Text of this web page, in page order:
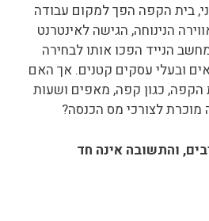
בית הקפה הפך למקום עבודה
הנינוחה, הגישה לאינטרנט
הנייד הפכו אותו לבחירה
ובעלי עסקים קטנים. אך האם
הקפה, כגון קפה, מאפים ושעות
מוכרת לצורכי מס הכנסה?
והתשובה אינה חד